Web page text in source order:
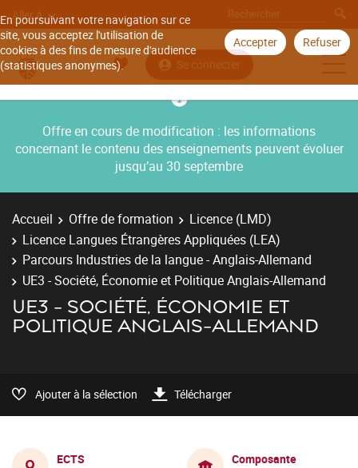
En poursuivant votre navigation sur ce
site, vous acceptez l'utilisation de
cookies à des fins de mesure d'audience
(statistiques anonymes).
Accepter Refuser
Aller à
Se connecter
Offre en cours de modification : les informations
concernant le contenu des enseignements peuvent évoluer
jusqu’au 30 septembre
Accueil Offre de formation
Licence (LMD)
Licence Langues Étrangères Appliquées (LEA)
Parcours Industries de la langue - Anglais-Allemand
UE3 - Société, Économie et Politique Anglais-Allemand
UE3 - SOCIÉTÉ, ÉCONOMIE ET
POLITIQUE ANGLAIS-ALLEMAND
Ajouter à la sélection Télécharger
ECTS
Composante